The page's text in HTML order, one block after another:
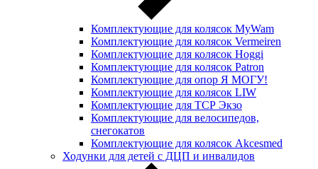
Комплектующие для колясок MyWam
Комплектующие для колясок Vermeiren
Комплектующие для колясок Hoggi
Комплектующие для колясок Patron
Комплектующие для опор Я МОГУ!
Комплектующие для колясок LIW
Комплектующие для ТСР Экзо
Комплектующие для велосипедов,
снегокатов
Комплектующие для колясок Akcesmed
Ходунки для детей с ДЦП и инвалидов